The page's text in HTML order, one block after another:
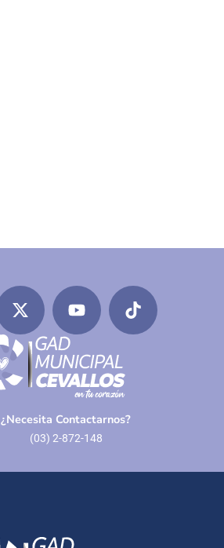
¿Necesita Contactarnos?
(03) 2-872-148